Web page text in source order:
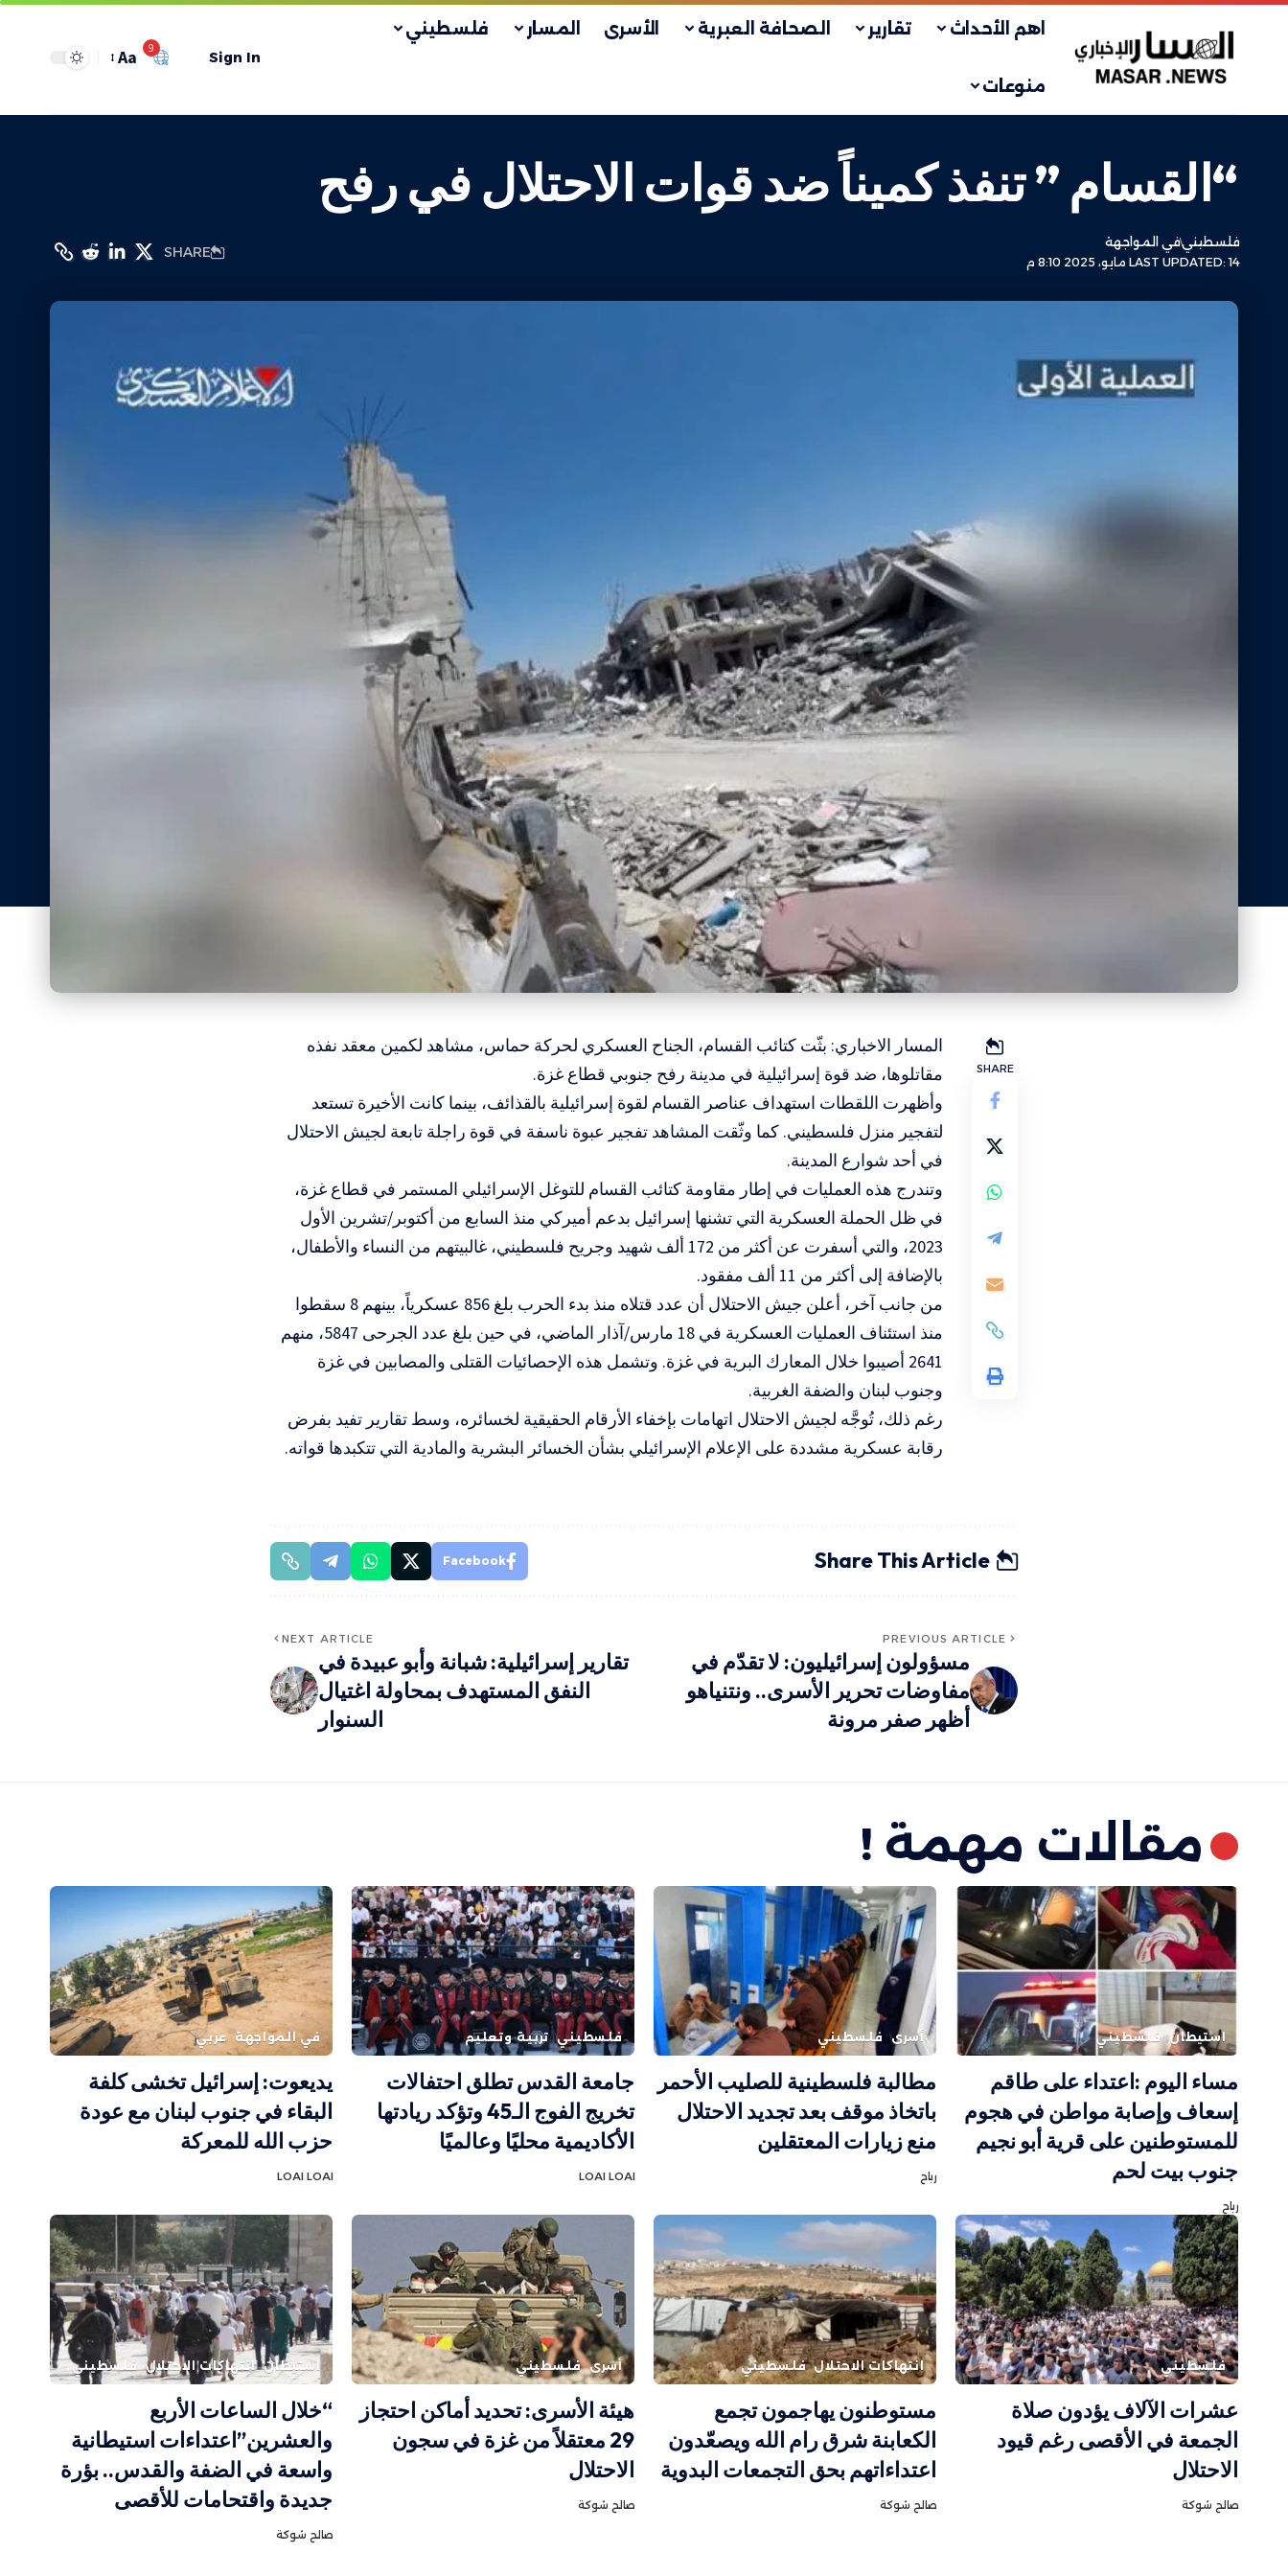
اهم الأحداث تقارير الصحافة العبرية الأسرى المسار فلسطيني
منوعات
Sign In
9
Aa
“القسام ” تنفذ كميناً ضد قوات الاحتلال في رفح
LAST UPDATED: 14 مايو، 2025 8:10 م
فلسطينيفي المواجهة
SHARE
SHARE
المسار الاخباري: بثّت كتائب القسام، الجناح العسكري لحركة حماس، مشاهد لكمين معقد نفذه
مقاتلوها، ضد قوة إسرائيلية في مدينة رفح جنوبي قطاع غزة.
وأظهرت اللقطات استهداف عناصر القسام لقوة إسرائيلية بالقذائف، بينما كانت الأخيرة تستعد
لتفجير منزل فلسطيني. كما وثّقت المشاهد تفجير عبوة ناسفة في قوة راجلة تابعة لجيش الاحتلال
في أحد شوارع المدينة.
وتندرج هذه العمليات في إطار مقاومة كتائب القسام للتوغل الإسرائيلي المستمر في قطاع غزة،
في ظل الحملة العسكرية التي تشنها إسرائيل بدعم أميركي منذ السابع من أكتوبر/تشرين الأول
2023، والتي أسفرت عن أكثر من 172 ألف شهيد وجريح فلسطيني، غالبيتهم من النساء والأطفال،
بالإضافة إلى أكثر من 11 ألف مفقود.
من جانب آخر، أعلن جيش الاحتلال أن عدد قتلاه منذ بدء الحرب بلغ 856 عسكرياً، بينهم 8 سقطوا
منذ استئناف العمليات العسكرية في 18 مارس/آذار الماضي، في حين بلغ عدد الجرحى 5847، منهم
2641 أصيبوا خلال المعارك البرية في غزة. وتشمل هذه الإحصائيات القتلى والمصابين في غزة
وجنوب لبنان والضفة الغربية.
رغم ذلك، تُوجَّه لجيش الاحتلال اتهامات بإخفاء الأرقام الحقيقية لخسائره، وسط تقارير تفيد بفرض
رقابة عسكرية مشددة على الإعلام الإسرائيلي بشأن الخسائر البشرية والمادية التي تتكبدها قواته.
Share This Article
Facebook
PREVIOUS ARTICLE
مسؤولون إسرائيليون: لا تقدّم في
مفاوضات تحرير الأسرى.. ونتنياهو
أظهر صفر مرونة
NEXT ARTICLE
تقارير إسرائيلية: شبانة وأبو عبيدة في
النفق المستهدف بمحاولة اغتيال
السنوار
مقالات مهمة !
استيطان فلسطيني
مساء اليوم :اعتداء على طاقم
إسعاف وإصابة مواطن في هجوم
للمستوطنين على قرية أبو نجيم
جنوب بيت لحم
رباح
أسرى فلسطيني
مطالبة فلسطينية للصليب الأحمر
باتخاذ موقف بعد تجديد الاحتلال
منع زيارات المعتقلين
رباح
فلسطيني تربية وتعليم
جامعة القدس تطلق احتفالات
تخريج الفوج الـ45 وتؤكد ريادتها
الأكاديمية محليًا وعالميًا
LOAI LOAI
في المواجهة عربي
يديعوت: إسرائيل تخشى كلفة
البقاء في جنوب لبنان مع عودة
حزب الله للمعركة
LOAI LOAI
فلسطيني
عشرات الآلاف يؤدون صلاة
الجمعة في الأقصى رغم قيود
الاحتلال
صالح شوكة
انتهاكات الاحتلال فلسطيني
مستوطنون يهاجمون تجمع
الكعابنة شرق رام الله ويصعّدون
اعتداءاتهم بحق التجمعات البدوية
صالح شوكة
أسرى فلسطيني
هيئة الأسرى: تحديد أماكن احتجاز
29 معتقلاً من غزة في سجون
الاحتلال
صالح شوكة
استيطان انتهاكات الاحتلال فلسطيني
“خلال الساعات الأربع
والعشرين”اعتداءات استيطانية
واسعة في الضفة والقدس.. بؤرة
جديدة واقتحامات للأقصى
صالح شوكة